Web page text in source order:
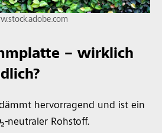
– wirklich
hervorragend und ist ein
neutraler Rohstoff.